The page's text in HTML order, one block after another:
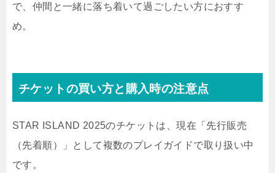
で、仲間と一緒に落ち着いて過ごしたい方におすす
め。
チケットの買い方と購入時の注意点
STAR ISLAND 2025のチケットは、現在「先行販売
（先着順）」として複数のプレイガイドで取り扱い中
です。